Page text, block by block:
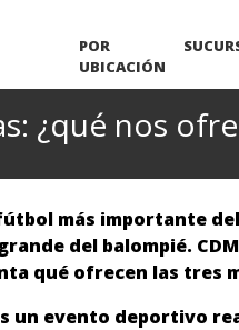
POR
UBICACIÓN
¿qué nos
más importante
del balompié.
qué ofrecen las tres
un evento deportivo